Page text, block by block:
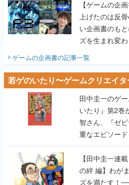
【ゲームの企
上げたのは反
い企画書のも
ズを生まれ変
ゲームの企画書の記事一覧
若ゲのいたり〜ゲームクリエイ
田中圭一のゲ
いたり』第2巻
智さん、『ゼ
重なエピソー
【田中圭一連載
の絆 編】わが
ズを満たす！